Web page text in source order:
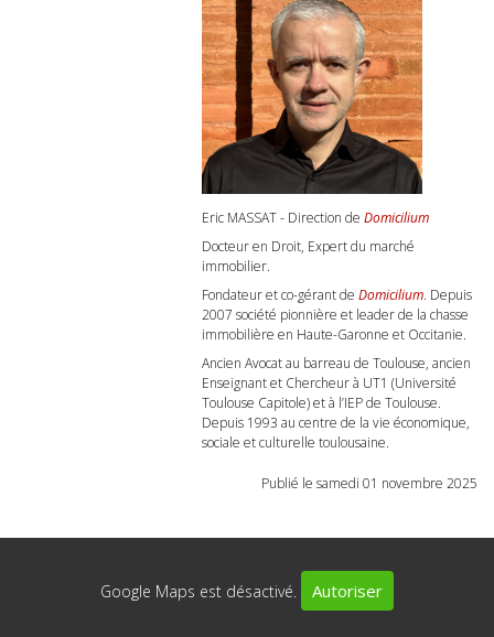
Eric MASSAT - Direction de Domicilium
Docteur en Droit, Expert du marché
immobilier.
Fondateur et co-gérant de Domicilium. Depuis
2007 société pionnière et leader de la chasse
immobilière en Haute-Garonne et Occitanie.
Ancien Avocat au barreau de Toulouse, ancien
Enseignant et Chercheur à UT1 (Université
Toulouse Capitole) et à l’IEP de Toulouse.
Depuis 1993 au centre de la vie économique,
sociale et culturelle toulousaine.
Publié le samedi 01 novembre 2025
Google Maps est désactivé. Autoriser